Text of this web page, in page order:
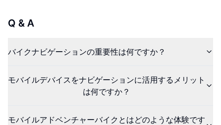
Q & A
バイクナビゲーションの重要性は何ですか？
モバイルデバイスをナビゲーションに活用するメリット
は何ですか？
モバイルアドベンチャーバイクとはどのような体験です